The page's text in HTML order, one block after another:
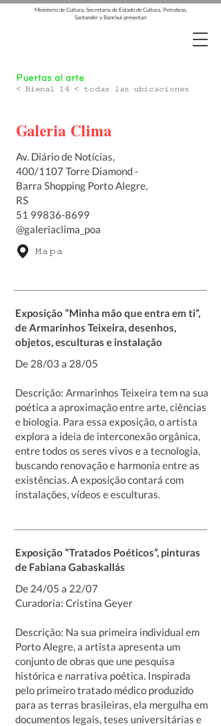
Ministerio de Cultura, Secretaría de Estado de Cultura, Petrobras,
Santander y Banrisul presentan
< Bienal 14 < todas las ubicaciones
Puertas al arte
Galeria Clima
Av. Diário de Notícias,
400/1107 Torre Diamond -
Barra Shopping Porto Alegre,
RS
51 99836-8699
@galeriaclima_poa
Mapa
Exposição “Minha mão que entra em ti”,
de Armarinhos Teixeira, desenhos,
objetos, esculturas e instalação
De 28/03 a 28/05
Descrição: Armarinhos Teixeira tem na sua
poética a aproximação entre arte, ciências
e biologia. Para essa exposição, o artista
explora a ideia de interconexão orgânica,
entre todos os seres vivos e a tecnologia,
buscando renovação e harmonia entre as
existências. A exposição contará com
instalações, vídeos e esculturas.
Exposição “Tratados Poéticos”, pinturas
de Fabiana Gabaskallás
De 24/05 a 22/07
Curadoria: Cristina Geyer
Descrição: Na sua primeira individual em
Porto Alegre, a artista apresenta um
conjunto de obras que une pesquisa
histórica e narrativa poética. Inspirada
pelo primeiro tratado médico produzido
para as terras brasileiras, ela mergulha em
documentos legais, teses universitárias e